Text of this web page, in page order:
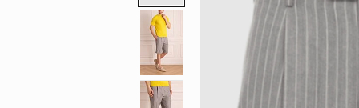
зображень